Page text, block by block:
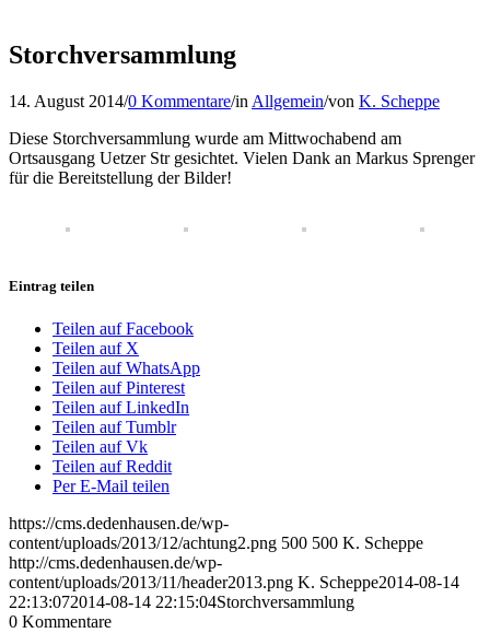
Storchversammlung
14. August 2014/0 Kommentare/in Allgemein/von K. Scheppe
Diese Storchversammlung wurde am Mittwochabend am
Ortsausgang Uetzer Str gesichtet. Vielen Dank an Markus Sprenger
für die Bereitstellung der Bilder!
Eintrag teilen
Teilen auf Facebook
Teilen auf X
Teilen auf WhatsApp
Teilen auf Pinterest
Teilen auf LinkedIn
Teilen auf Tumblr
Teilen auf Vk
Teilen auf Reddit
Per E-Mail teilen
https://cms.dedenhausen.de/wp-
content/uploads/2013/12/achtung2.png 500 500 K. Scheppe
http://cms.dedenhausen.de/wp-
content/uploads/2013/11/header2013.png K. Scheppe2014-08-14
22:13:072014-08-14 22:15:04Storchversammlung
0 Kommentare